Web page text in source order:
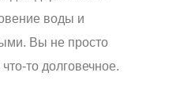
воды и
Вы не просто
то долговечное.